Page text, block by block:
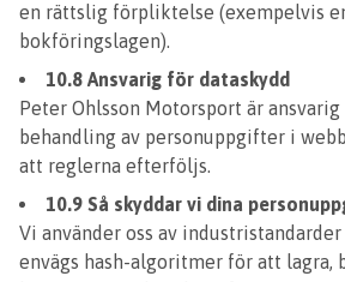
en rättslig förpliktelse (exempelvis
bokföringslagen).
10.8 Ansvarig för dataskydd
Peter Ohlsson Motorsport är
behandling av personuppgifter i
att reglerna efterföljs.
10.9 Så skyddar vi dina
Vi använder oss av industristandarder
envägs hash-algoritmer för att lagra,